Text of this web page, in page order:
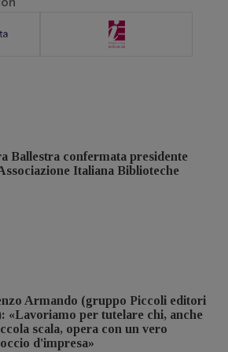
Ballestra confermata presidente
Italiana Biblioteche
Armando (gruppo Piccoli editori
«Lavoriamo per tutelare chi, anche
scala, opera con un vero
d'impresa»